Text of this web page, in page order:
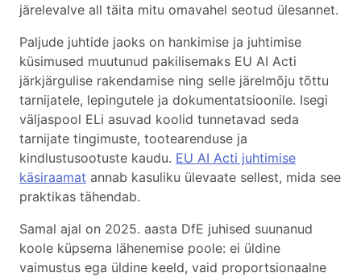
järelevalve all täita mitu omavahel seotud ülesannet.
Paljude juhtide jaoks on hankimise ja juhtimise
küsimused muutunud pakilisemaks EU AI Acti
järkjärgulise rakendamise ning selle järelmõju tõttu
tarnijatele, lepingutele ja dokumentatsioonile. Isegi
väljaspool ELi asuvad koolid tunnetavad seda
tarnijate tingimuste, tootearenduse ja
kindlustusootuste kaudu. EU AI Acti juhtimise
käsiraamat annab kasuliku ülevaate sellest, mida see
praktikas tähendab.
Samal ajal on 2025. aasta DfE juhised suunanud
koole küpsema lähenemise poole: ei üldine
vaimustus ega üldine keeld, vaid proportsionaalne